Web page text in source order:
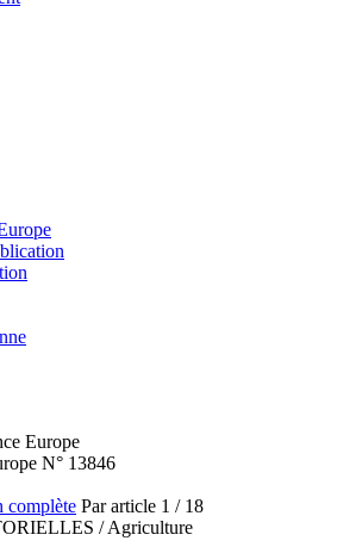
N° 13846
complète Par article 1 / 18
/ Agriculture